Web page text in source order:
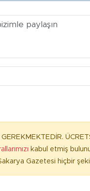
kabul etmiş
Gazetesi hiçbir